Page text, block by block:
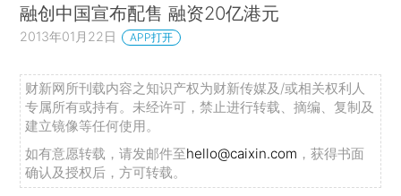
融创中国宣布配售 融资20亿港元
2013年01月22日 APP打开
财新网所刊载内容之知识产权为财新传媒及/或相关权利人
专属所有或持有。未经许可，禁止进行转载、摘编、复制及
建立镜像等任何使用。
如有意愿转载，请发邮件至hello@caixin.com ，获得书面
确认及授权后，方可转载。